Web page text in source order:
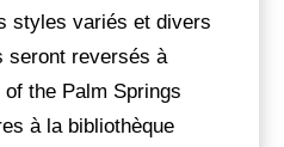
styles variés et divers
seront reversés à
the Palm Springs
à la bibliothèque